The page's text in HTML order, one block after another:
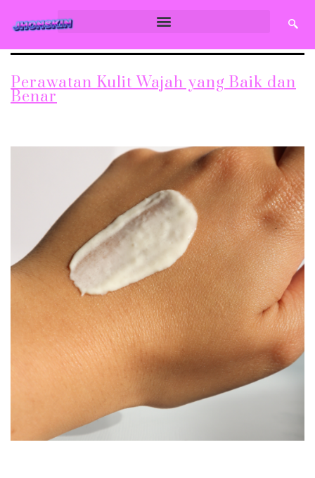
Perawatan Kulit Wajah yang Baik dan
Benar